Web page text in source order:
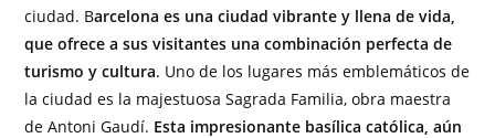
ciudad. Barcelona es una ciudad vibrante y llena de vida,
que ofrece a sus visitantes una combinación perfecta de
turismo y cultura. Uno de los lugares más emblemáticos de
la ciudad es la majestuosa Sagrada Familia, obra maestra
de Antoni Gaudí. Esta impresionante basílica católica, aún